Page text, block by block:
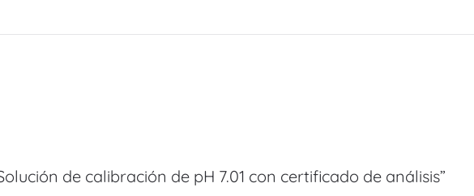
de calibración de pH 7.01 con certificado de análisis”